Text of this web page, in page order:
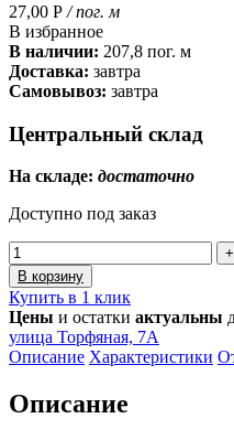
27,00 Р / пог. м
В избранное
В наличии: 207,8 пог. м
Доставка: завтра
Самовывоз: завтра
Центральный склад
На складе: достаточно
Доступно под заказ
+
В корзину
Купить в 1 клик
Цены и остатки актуальны
улица Торфяная, 7А
Описание Характеристики
Описание